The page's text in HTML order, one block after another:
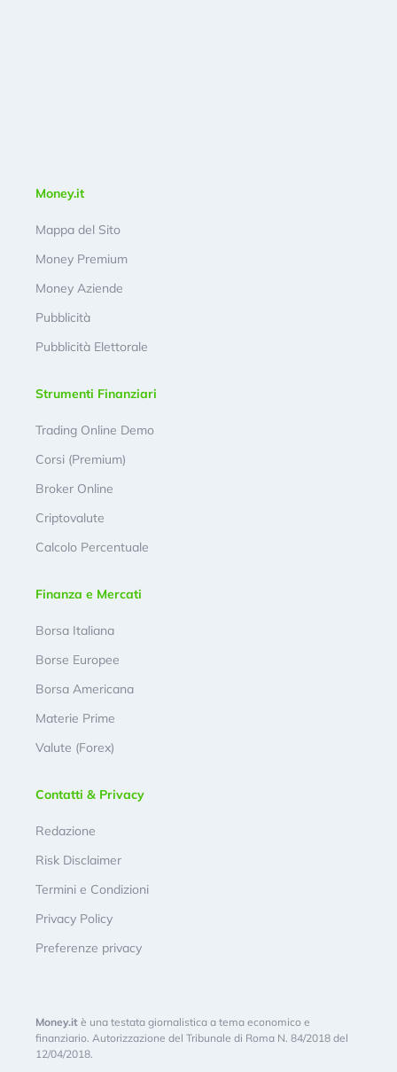
Money.it
Mappa del Sito
Money Premium
Money Aziende
Pubblicità
Pubblicità Elettorale
Strumenti Finanziari
Trading Online Demo
Corsi (Premium)
Broker Online
Criptovalute
Calcolo Percentuale
Finanza e Mercati
Borsa Italiana
Borse Europee
Borsa Americana
Materie Prime
Valute (Forex)
Contatti & Privacy
Redazione
Risk Disclaimer
Termini e Condizioni
Privacy Policy
Preferenze privacy
Money.it è una testata giornalistica a tema economico e
finanziario. Autorizzazione del Tribunale di Roma N. 84/2018 del
12/04/2018.